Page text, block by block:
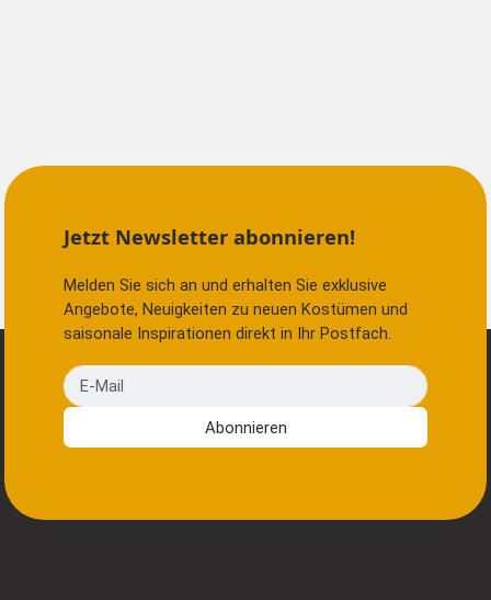
Jetzt Newsletter abonnieren!
Melden Sie sich an und erhalten Sie exklusive
Angebote, Neuigkeiten zu neuen Kostümen und
saisonale Inspirationen direkt in Ihr Postfach.
E-Mail
Abonnieren